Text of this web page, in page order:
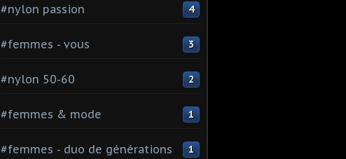
#nylon passion 4
#femmes - vous 3
#nylon 50-60 2
#femmes & mode 1
#femmes - duo de générations 1